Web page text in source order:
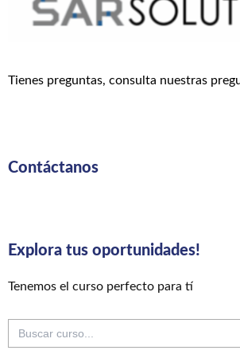
Tienes preguntas, consulta nuestras
Contáctanos
Explora tus oportunidades!
Tenemos el curso perfecto para tí
Buscar: